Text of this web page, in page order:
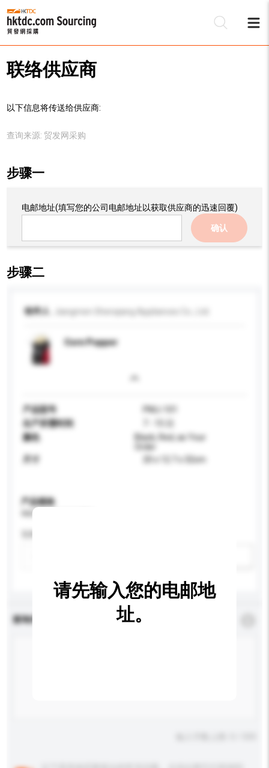
联络供应商
以下信息将传送给供应商:
查询来源: 贸发网采购
步骤一
电邮地址(填写您的公司电邮地址以获取供应商的迅速回覆)
确认
步骤二
收件人
Corn Popper
产品型号
PMJ-101
生产所需时间
颜色
Black, Red, as Your
20 x 12.7 x 32cm
产品规格
查询内容
请先输入您的电邮地
址。